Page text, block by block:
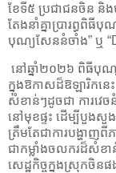
ខែទី៥ ប្រជាជនចិន
តែងនាំគ្នាប្រារព្ធពិ
បុណ្យសែននំចាំង” ឬ
នៅឆ្នាំ២០២៦ ពិធីបុណ្យ
ក្នុងឱកាសដ៏ឱឡារិកន
សំខាន់ៗដូចជា ការវេច
នៅមុខផ្ទះ ដើម្បីបួងសួ
ត្រឹមតែជាការបង្ហាញពី
ជាកម្លាំងចលករដ៏សំខា
សេដ្ឋកិច្ចក្នុងស្រុកចិនផ